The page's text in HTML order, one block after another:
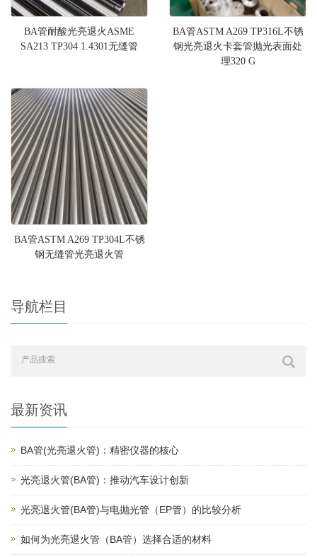
BA管耐酸光亮退火ASME
SA213 TP304 1.4301无缝管
BA管ASTM A269 TP316L不锈
钢光亮退火卡套管抛光表面处
理320 G
BA管ASTM A269 TP304L不锈
钢无缝管光亮退火管
导航栏目
最新资讯
BA管(光亮退火管)：精密仪器的核心
光亮退火管(BA管)：推动汽车设计创新
光亮退火管(BA管)与电抛光管（EP管）的比较分析
如何为光亮退火管（BA管）选择合适的材料